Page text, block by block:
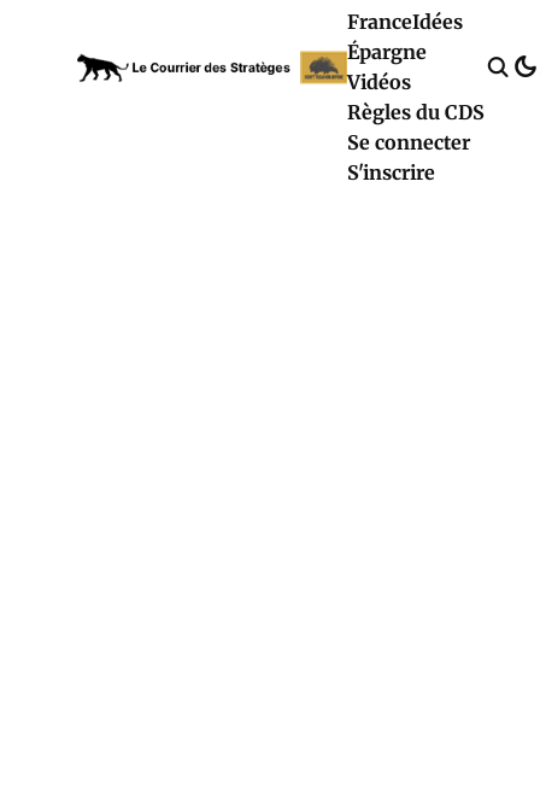
FranceIdées
Épargne
Vidéos
Règles du CDS
Se connecter
S'inscrire